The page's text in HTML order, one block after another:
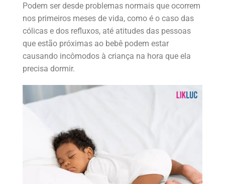
Podem ser desde problemas normais que ocorrem
nos primeiros meses de vida, como é o caso das
cólicas e dos refluxos, até atitudes das pessoas
que estão próximas ao bebê podem estar
causando incômodos à criança na hora que ela
precisa dormir.